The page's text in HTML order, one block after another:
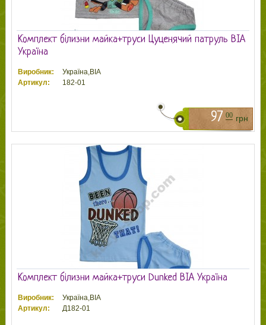
Комплект білизни майка+труси Цуценячий патруль ВІА
Україна
Виробник:
Україна,ВІА
Артикул:
182-01
97 00 грн
Комплект білизни майка+труси Dunked ВІА Україна
Виробник:
Україна,ВІА
Артикул:
Д182-01